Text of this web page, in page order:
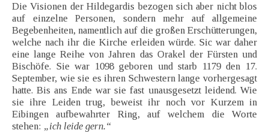
Die Visionen der Hildegardis bezogen sich aber nicht blos
auf einzelne Personen, sondern mehr auf allgemeine
Begebenheiten, namentlich auf die großen Erschütterungen,
welche nach ihr die Kirche erleiden würde. Sic war daher
eine lange Reihe von Jahren das Orakel der Fürsten und
Bischöfe. Sie war 1098 geboren und starb 1179 den 17.
September, wie sie es ihren Schwestern lange vorhergesagt
hatte. Bis ans Ende war sie fast unausgesetzt leidend. Wie
sie ihre Leiden trug, beweist ihr noch vor Kurzem in
Eibingen aufbewahrter Ring, auf welchem die Worte
stehen: „ich leide gern.“